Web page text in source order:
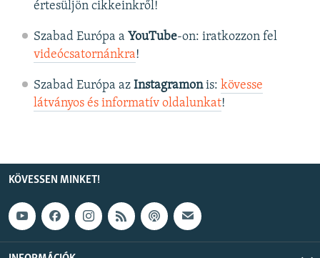
értesüljön cikkeinkről!
Szabad Európa a YouTube-on: iratkozzon fel
videócsatornánkra!
Szabad Európa az Instagramonis: kövesse
látványos és informatív oldalunkat! ​
KÖVESSEN MINKET!